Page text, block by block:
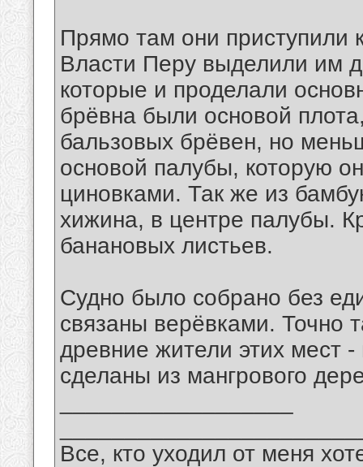
Прямо там они приступили
Власти Перу выделили им
которые и проделали
брёвна были основой
бальзовых брёвен, но
основой палубы, которую
циновками. Так же из
хижина, в центре палубы.
банановых листьев.
Судно было собрано без
связаны верёвками. Точно
древние жители этих мест
сделаны из мангрового
Все, кто уходил от меня